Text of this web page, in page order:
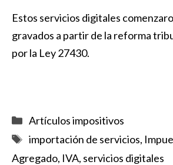
Estos servicios digitales
gravados a partir de la reforma
por la Ley 27430.
Categorías
Artículos impositivos
Etiquetas
importación de servicios,
Agregado, IVA, servicios digitales